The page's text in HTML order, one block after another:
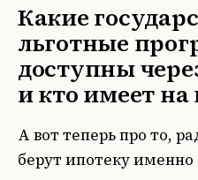
Какие
льготные
доступны
и кто имеет на
А вот теперь про то,
берут ипотеку